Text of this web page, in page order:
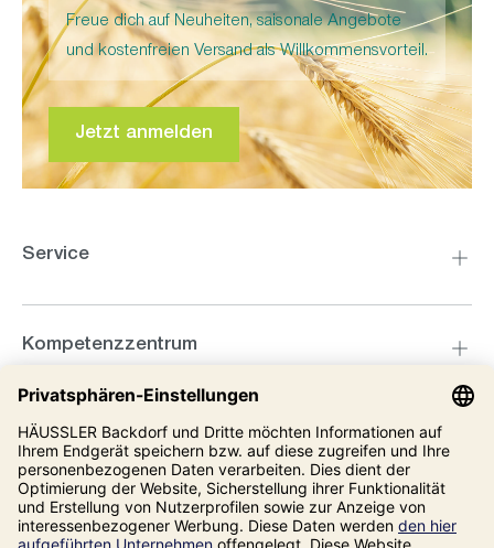
Freue dich auf Neuheiten, saisonale Angebote
und kostenfreien Versand als Willkommensvorteil.
Jetzt anmelden
Service
Kompetenzzentrum
Informationen
Unsere Adresse